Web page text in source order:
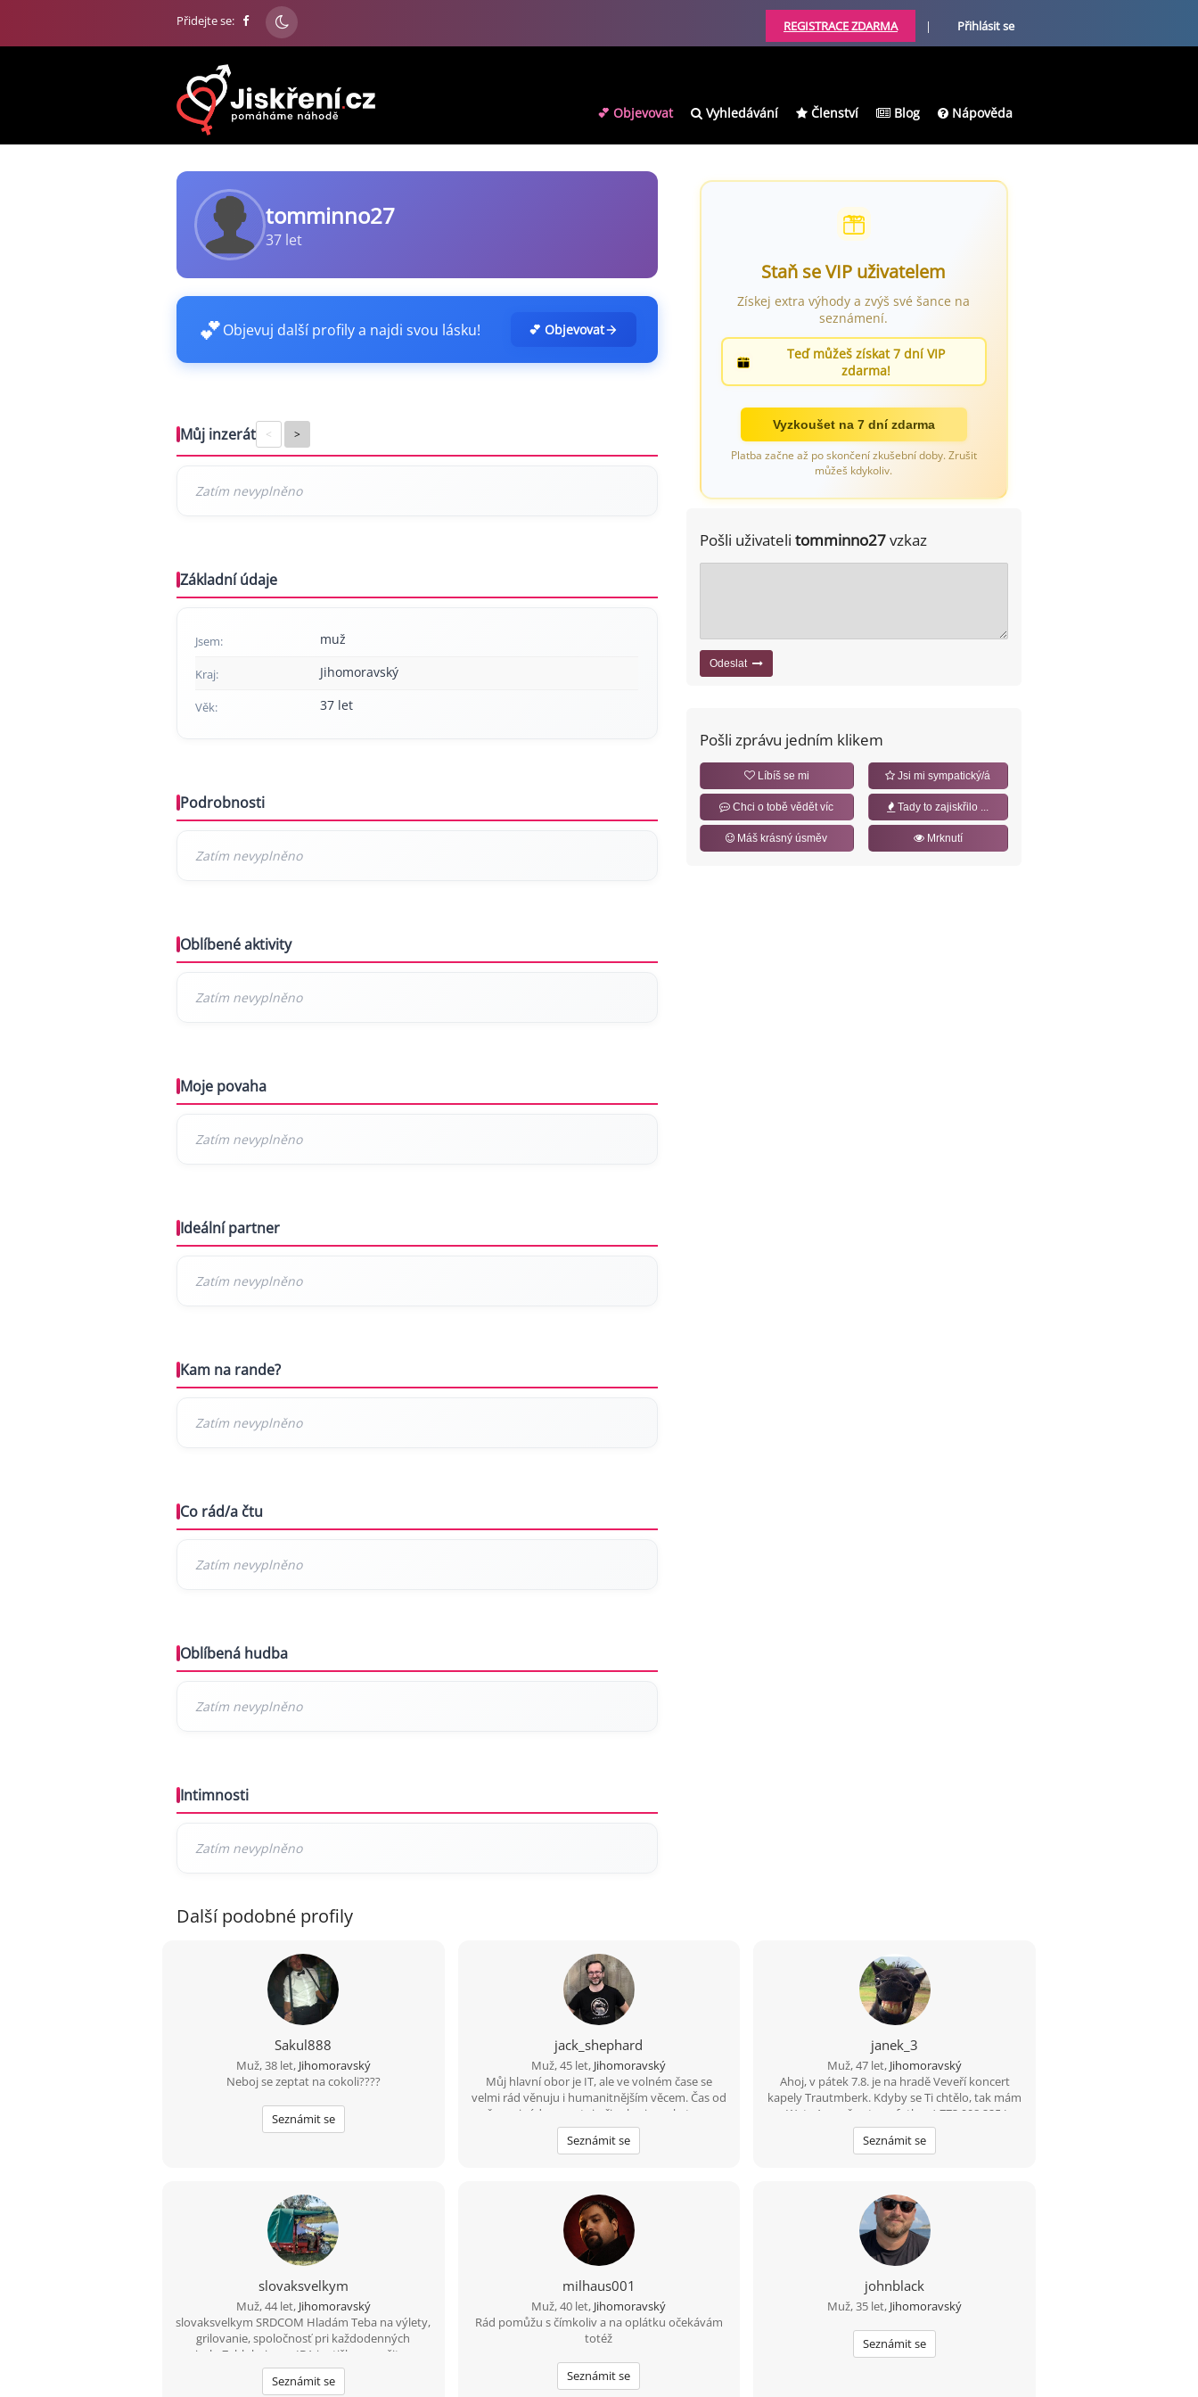
Přidejte se: REGISTRACE ZDARMA | Přihlásit se
💕 Objevovat Vyhledávání Členství Blog Nápověda
tomminno27
37 let
💕Objevuj další profily a najdi svou lásku! 💕 Objevovat
Můj inzerát < >
Základní údaje
Jsem: muž
Kraj: Jihomoravský
Věk: 37 let
Podrobnosti
Oblíbené aktivity
Moje povaha
Ideální partner
Kam na rande?
Co rád/a čtu
Oblíbená hudba
Intimnosti
Staň se VIP uživatelem
Získej extra výhody a zvýš své šance na
seznámení.
Teď můžeš získat 7 dní VIP
zdarma!
Vyzkoušet na 7 dní zdarma
Platba začne až po skončení zkušební doby. Zrušit
můžeš kdykoliv.
Pošli uživateli tomminno27vzkaz
Odeslat
Pošli zprávu jedním klikem
Líbíš se mi Jsi mi sympatický/á
Chci o tobě vědět víc Tady to zajiskřilo ...
Máš krásný úsměv Mrknutí
Další podobné profily
Sakul888
Muž, 38 let, Jihomoravský
Neboj se zeptat na cokoli????
Seznámit se
jack_shephard
Muž, 45 let, Jihomoravský
Můj hlavní obor je IT, ale ve volném čase se
velmi rád věnuju i humanitnějším věcem. Čas od
času si rád zasportuju či zahraju na kytaru.
Hledám někoho sympatického s trochou
rozhledu, aby jsme si měli o čem povídat. :)
Seznámit se
janek_3
Muž, 47 let, Jihomoravský
Ahoj, v pátek 7.8. je na hradě Veveří koncert
kapely Trautmberk. Kdyby se Ti chtělo, tak mám
na Wats Appu čerstvou fotku :-) 773 908 225 Jan
Seznámit se
slovaksvelkym
Muž, 44 let, Jihomoravský
slovaksvelkym SRDCOM Hladám Teba na výlety,
grilovanie, spoločnosť pri každodenných
veciach. Zablokuje ma IBA jeptiška so zašitou ... .
Neopakujem po ostatných, LEBO VŠETCI. Žijem
bez škrabkacieho mobilu, faceboku, vakcíne
Seznámit se
milhaus001
Muž, 40 let, Jihomoravský
Rád pomůžu s čímkoliv a na oplátku očekávám
totéž
Seznámit se
johnblack
Muž, 35 let, Jihomoravský
Seznámit se